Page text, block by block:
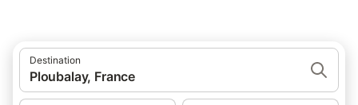
Destination
Ploubalay, France